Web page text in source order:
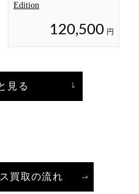
Edition
120,500 円
見る
買取の流れ